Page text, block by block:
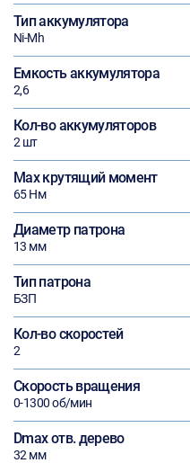
Тип аккумулятора
Ni-Mh
Емкость аккумулятора
2,6
Кол-во аккумуляторов
2 шт
Max крутящий момент
65 Нм
Диаметр патрона
13 мм
Тип патрона
БЗП
Кол-во скоростей
2
Скорость вращения
0-1300 об/мин
Dmax отв. дерево
32 мм